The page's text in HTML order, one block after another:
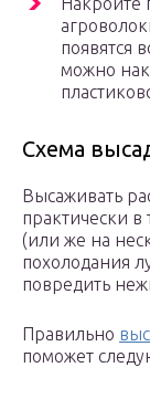
появятся
можно
Схема
Высаживать
практически в
(или же на
похолодания
повредить
Правильно
поможет